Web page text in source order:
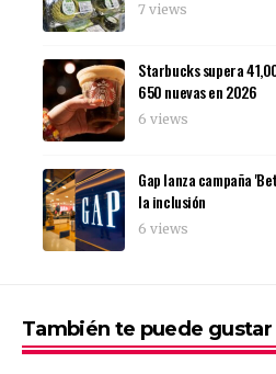
7 views
Starbucks supera
650 nuevas en 2026
6 views
Gap lanza campaña
la inclusión
6 views
También te puede gustar